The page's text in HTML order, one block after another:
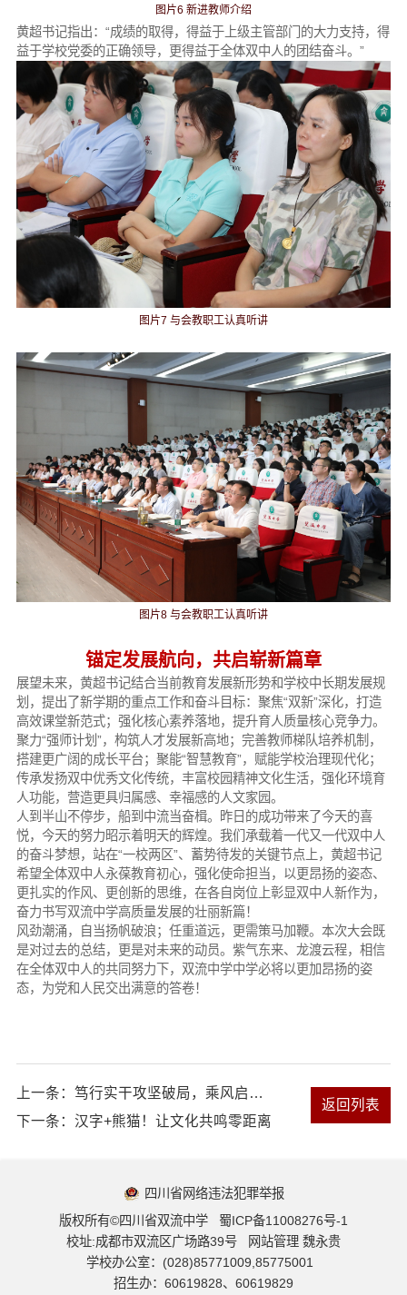
图片6 新进教师介绍
黄超书记指出：“成绩的取得，得益于上级主管部门的大力支持，得
益于学校党委的正确领导，更得益于全体双中人的团结奋斗。”
图片7 与会教职工认真听讲
图片8 与会教职工认真听讲
锚定发展航向，共启崭新篇章
展望未来，黄超书记结合当前教育发展新形势和学校中长期发展规
划，提出了新学期的重点工作和奋斗目标：聚焦“双新”深化，打造
高效课堂新范式；强化核心素养落地，提升育人质量核心竞争力。
聚力“强师计划”，构筑人才发展新高地；完善教师梯队培养机制，
搭建更广阔的成长平台；聚能“智慧教育”，赋能学校治理现代化；
传承发扬双中优秀文化传统，丰富校园精神文化生活，强化环境育
人功能，营造更具归属感、幸福感的人文家园。
人到半山不停步，船到中流当奋楫。昨日的成功带来了今天的喜
悦，今天的努力昭示着明天的辉煌。我们承载着一代又一代双中人
的奋斗梦想，站在“一校两区”、蓄势待发的关键节点上，黄超书记
希望全体双中人永葆教育初心，强化使命担当，以更昂扬的姿态、
更扎实的作风、更创新的思维，在各自岗位上彰显双中人新作为，
奋力书写双流中学高质量发展的壮丽新篇！
风劲潮涌，自当扬帆破浪；任重道远，更需策马加鞭。本次大会既
是对过去的总结，更是对未来的动员。紫气东来、龙渡云程，相信
在全体双中人的共同努力下，双流中学中学必将以更加昂扬的姿
态，为党和人民交出满意的答卷！
上一条：
笃行实干攻坚破局，乘风启碇再谱新篇
下一条： 汉字+熊猫！让文化共鸣零距离
返回列表
四川省网络违法犯罪举报
版权所有©四川省双流中学
蜀ICP备11008276号-1
校址:成都市双流区广场路39号
网站管理 魏永贵
学校办公室： (028)85771009,85775001
招生办： 60619828、60619829